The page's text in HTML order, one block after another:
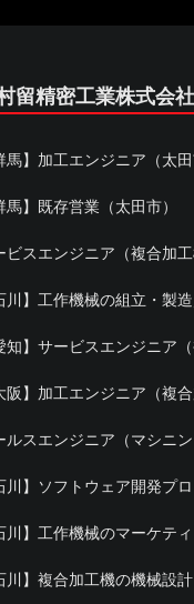
留精密工業株式会
馬】加工エンジニア（太田
馬】既存営業（太田市）
ビスエンジニア（複合加工
川】工作機械の組立・製
知】サービスエンジニア（
阪】加工エンジニア（複合
ルスエンジニア（マシニ
川】ソフトウェア開発プ
川】工作機械のマーケテ
川】複合加工機の機械設計